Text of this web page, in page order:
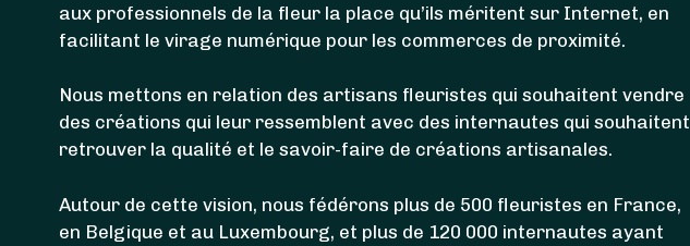
aux professionnels de la fleur la place qu’ils méritent sur Internet, en
facilitant le virage numérique pour les commerces de proximité.
Nous mettons en relation des artisans fleuristes qui souhaitent vendre
des créations qui leur ressemblent avec des internautes qui souhaitent
retrouver la qualité et le savoir-faire de créations artisanales.
Autour de cette vision, nous fédérons plus de 500 fleuristes en France,
en Belgique et au Luxembourg, et plus de 120 000 internautes ayant